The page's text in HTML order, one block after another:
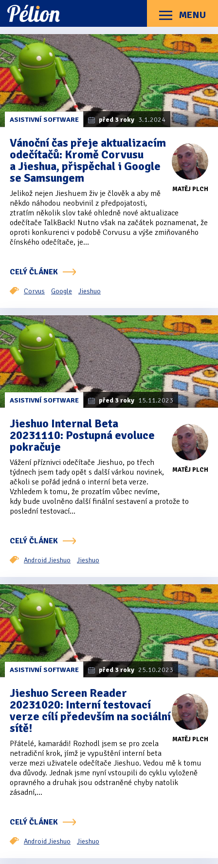
Přejít
na
štítky
Přejít
na
kategorie
Přejít
na
obsah
MENU
Menu
Články
Příručky O Pélionu Kontakt
Hledání
Kategorie článků
Dotazníky
(3)
Hardware(163)
Braillské řádky(31)
Lupy (8)
Mobilní zařízení(85)
Počítače a notebooky
Zápisníky(7)
Názory & zkušenosti (143)
Oficiální materiály(57)
Pracuji zrakem(456)
Pracuji zrakem a sluchem(515)
Služby
(115)
Software(503)
Asistivní software(428)
Běžný software(284)
Tipy & triky(17)
Články
z
kategorie
Jieshuo
ASISTIVNÍ SOFTWARE před 3 roky 3.1.2024
MATĚJ PLCH
Vánoční čas přeje aktualizacím
odečítačů: Kromě Corvusu
a Jieshua, přispěchal i Google
se Samsungem
Jelikož nejen Jieshuem živ je člověk a aby mě
někdo náhodou neobvinil z předpojatosti,
ztratím několik slov také ohledně nové aktualizace
odečítače TalkBack! Nutno však na začátek poznamenat, že
oproti konkurenci v podobě Corvusu a výše zmiňovaného
čínského odečítače, je...
CELÝ ČLÁNEK
Corvus Google Jieshuo
ASISTIVNÍ SOFTWARE před 3 roky 15.11.2023
MATĚJ PLCH
Jieshuo Internal Beta
20231110: Postupná evoluce
pokračuje
Vážení příznivci odečítače Jieshuo, po třech
týdnech jsem tady opět s další várkou novinek,
ačkoli se pořád jedná o interní beta verze.
Vzhledem k tomu, že prozatím vůbec nevíme,
kdy bude uvolněno další finální sestavení a protože to
poslední testovací...
CELÝ ČLÁNEK
Android Jieshuo Jieshuo
ASISTIVNÍ SOFTWARE před 3 roky 25.10.2023
MATĚJ PLCH
Jieshuo Screen Reader
20231020: Interní testovací
verze cílí především na sociální
sítě!
Přátelé, kamarádi! Rozhodl jsem se pro zcela
netradiční krok, jímž je vypuštění interní beta
verze mezi uživatele odečítače Jieshuo. Vedou mě k tomu
dva důvody. Jednak jsme nyní vstoupili do cyklu vyloženě
opravného a druhak jsou odstraněné chyby natolik
zásadní,...
CELÝ ČLÁNEK
Android Jieshuo Jieshuo